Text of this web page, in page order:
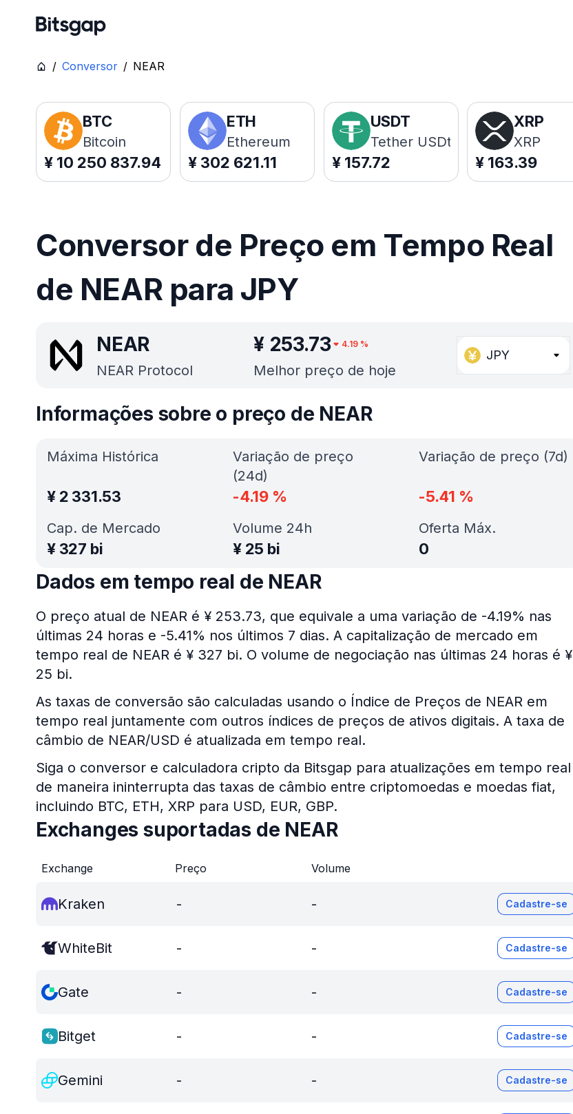
/ Conversor / NEAR
BTC
Bitcoin
¥ 10 250 837.94
ETH
Ethereum
¥ 302 621.11
USDT
Tether USDt
¥ 157.72
XRP
XRP
¥ 163.39
Conversor de Preço em Tempo Real
de NEAR para JPY
NEAR
NEAR Protocol
¥ 253.73 4.19 %
Melhor preço de hoje
JPY
Informações sobre o preço de NEAR
Máxima Histórica
¥ 2 331.53
Cap. de Mercado
¥ 327 bi
Variação de preço
(24d)
-4.19 %
Variação de preço (7d)
-5.41 %
Volume 24h
¥ 25 bi
Oferta Máx.
0
Dados em tempo real de NEAR
O preço atual de NEAR é ¥ 253.73, que equivale a uma variação de -4.19% nas
últimas 24 horas e -5.41% nos últimos 7 dias. A capitalização de mercado em
tempo real de NEAR é ¥ 327 bi. O volume de negociação nas últimas 24 horas é ¥
25 bi.
As taxas de conversão são calculadas usando o Índice de Preços de NEAR em
tempo real juntamente com outros índices de preços de ativos digitais. A taxa de
câmbio de NEAR/USD é atualizada em tempo real.
Siga o conversor e calculadora cripto da Bitsgap para atualizações em tempo real
de maneira ininterrupta das taxas de câmbio entre criptomoedas e moedas fiat,
incluindo BTC, ETH, XRP para USD, EUR, GBP.
Exchanges suportadas de NEAR
Exchange Preço Volume
Kraken - - Cadastre-se
WhiteBit - - Cadastre-se
Gate - - Cadastre-se
Bitget - - Cadastre-se
Gemini - - Cadastre-se